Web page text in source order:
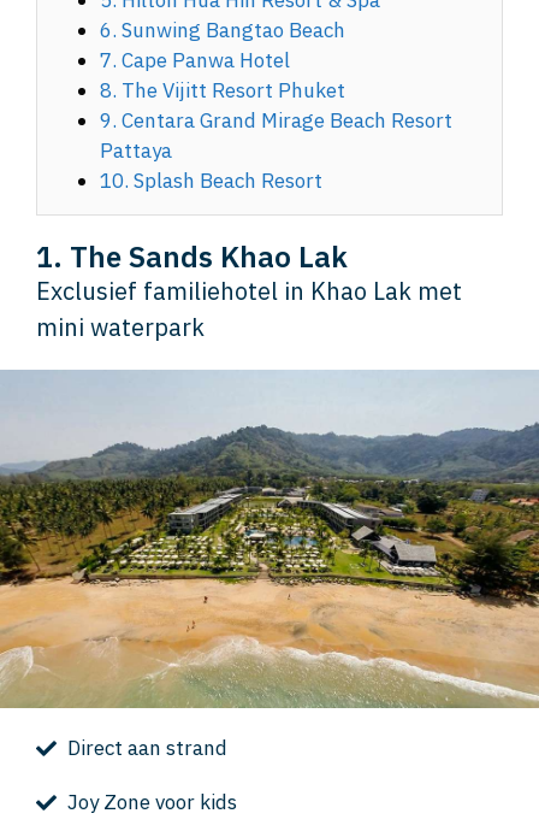
6. Sunwing Bangtao Beach
7. Cape Panwa Hotel
8. The Vijitt Resort Phuket
9. Centara Grand Mirage Beach Resort
Pattaya
10. Splash Beach Resort
1. The Sands Khao Lak
Exclusief familiehotel in Khao Lak met
mini waterpark
Direct aan strand
Joy Zone voor kids